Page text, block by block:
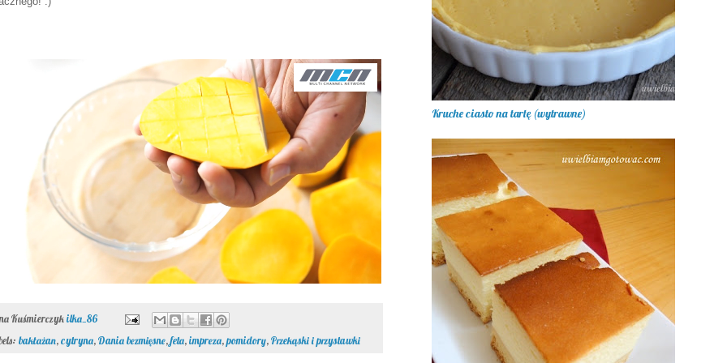
Kuśmierczykilka_86
bakłażan,cytryna,Dania bezmięsne,feta,impreza,pomidory,Przekąski i przystawki
Kruche ciasto na tartę (wytrawne)